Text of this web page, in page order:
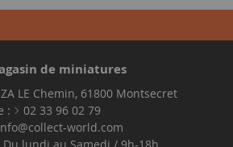
de miniatures
LE Chemin, 61800 Montsecret
:
02 33 96 02 79
world.com